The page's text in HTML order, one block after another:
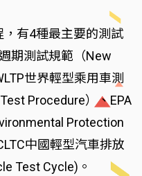
有4種最主要的測試
期測試規範（New
世界輕型乘用車測
Procedure）、EPA
Protection
中國輕型汽車排放
Test Cycle)。